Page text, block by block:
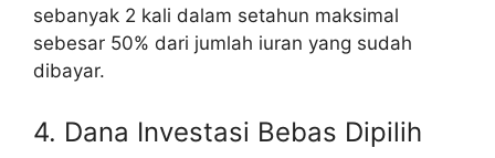
sebanyak 2 kali dalam setahun maksimal
sebesar 50% dari jumlah iuran yang sudah
dibayar.
4. Dana Investasi Bebas Dipilih